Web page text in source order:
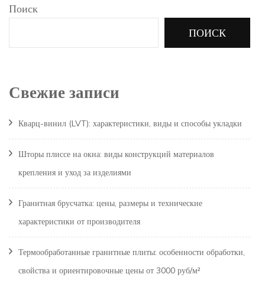
Поиск
ПОИСК
Свежие записи
Кварц-винил (LVT): характеристики, виды и способы укладки
Шторы плиссе на окна: виды конструкций материалов
крепления и уход за изделиями
Гранитная брусчатка: цены, размеры и технические
характеристики от производителя
Термообработанные гранитные плиты: особенности обработки,
свойства и ориентировочные цены от 3000 руб/м²